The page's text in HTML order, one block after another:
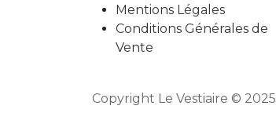
Mentions Légales
Conditions Générales de
Vente
Copyright Le Vestiaire © 2025